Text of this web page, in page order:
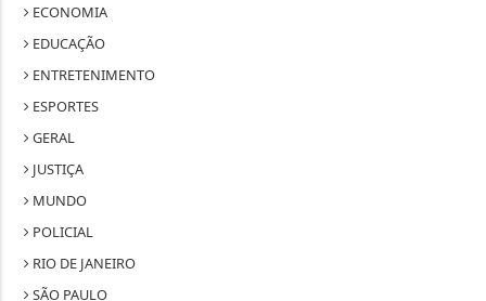
ECONOMIA
EDUCAÇÃO
ENTRETENIMENTO
ESPORTES
GERAL
JUSTIÇA
MUNDO
POLICIAL
RIO DE JANEIRO
SÃO PAULO